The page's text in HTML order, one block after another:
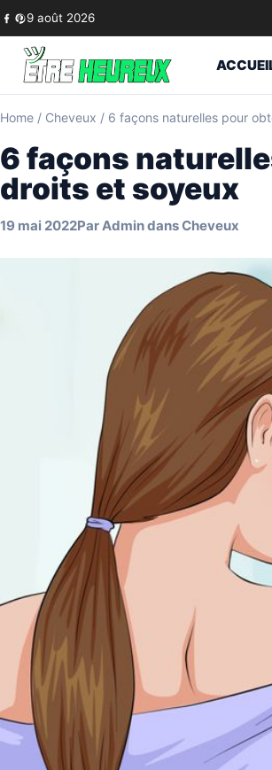
Skip to content
9 août 2026
Home / Cheveux / 6 façons naturelles pour
6 façons
droits et soyeux
19 mai 2022ParAdmindansCheveux